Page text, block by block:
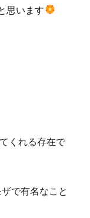
思います
くれる存在で
で有名なこと